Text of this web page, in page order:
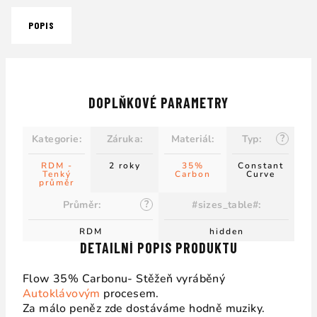
POPIS
DETAILNÍ POPIS PRODUKTU
Flow 35% Carbonu- Stěžeň vyráběný
Autoklávovým procesem.
Za málo peněz zde dostáváme hodně muziky.
DOPLŇKOVÉ PARAMETRY
Kategorie:
RDM -
Tenký
průměr
Záruka:
2 roky
Materiál:
35%
Carbon
?
Typ:
Constant
Curve
?
Průměr:
RDM
#sizes_table#:
hidden